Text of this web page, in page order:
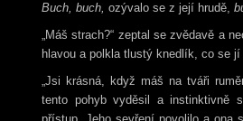
Buch, buch, ozývalo se z její hrudě,
„Máš strach?“ zeptal se zvědavě a
hlavou a polkla tlustý knedlík, co se
„Jsi krásná, když máš na tváři
tento pohyb vyděsil a instinktivně